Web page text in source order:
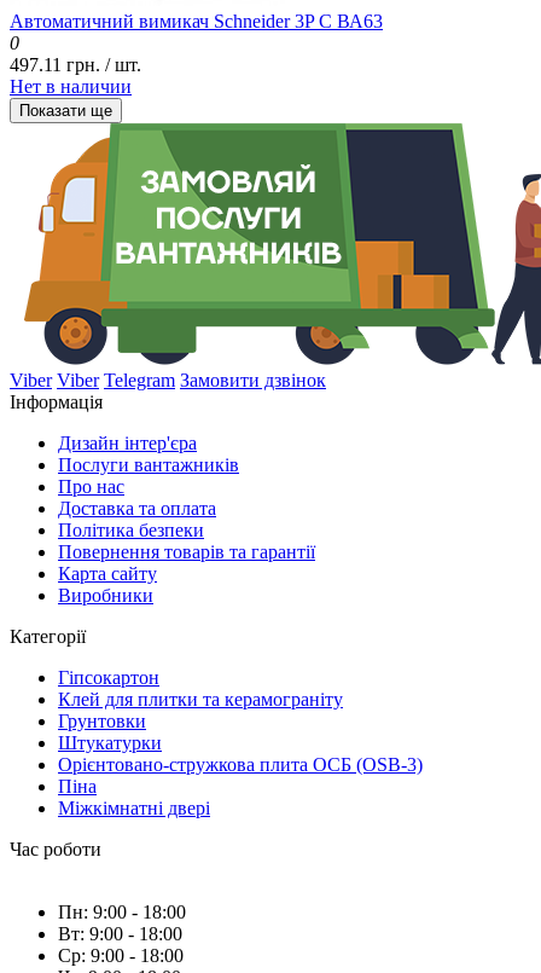
Автоматичний вимикач Schneider 3P C ВА63
0
497.11 грн. / шт.
Нет в наличии
Показати ще
Viber Viber Telegram Замовити дзвінок
Інформація
Дизайн інтер'єра
Послуги вантажників
Про нас
Доставка та оплата
Політика безпеки
Повернення товарів та гарантії
Карта сайту
Виробники
Категорії
Гіпсокартон
Клей для плитки та керамограніту
Грунтовки
Штукатурки
Орієнтовано-стружкова плита ОСБ (OSB-3)
Піна
Міжкімнатні двері
Час роботи
Пн: 9:00 - 18:00
Вт: 9:00 - 18:00
Ср: 9:00 - 18:00